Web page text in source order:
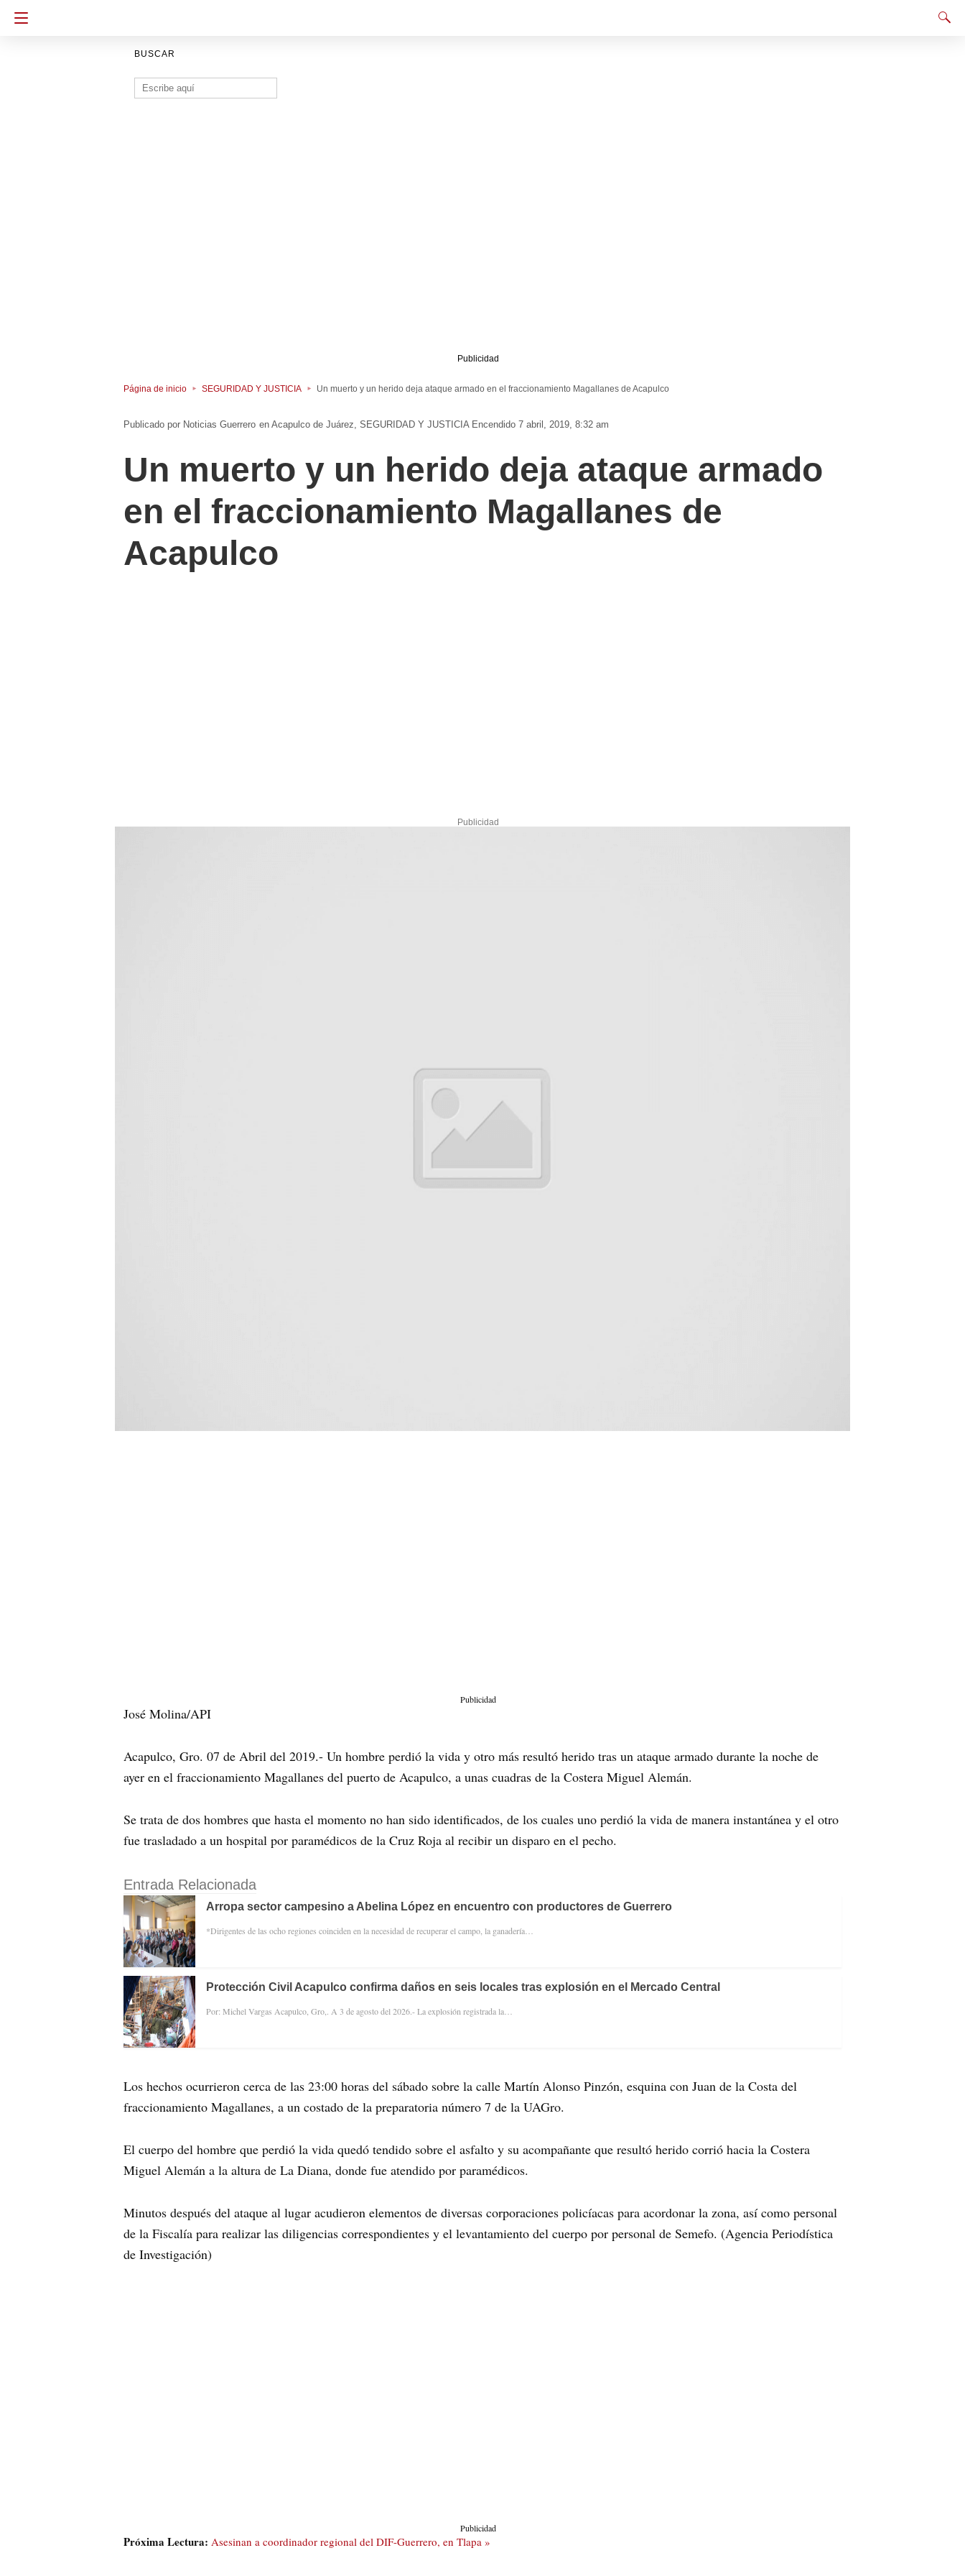
BUSCAR
Buscar:
Publicidad
Página de inicio SEGURIDAD Y JUSTICIA Un muerto y un herido deja ataque armado en el fraccionamiento Magallanes de Acapulco
Noticias Guerrero en Acapulco de Juárez SEGURIDAD Y JUSTICIA Encendido 7 abril, 2019, 8:32 am
Un muerto y un herido deja ataque armado
en el fraccionamiento Magallanes de
Acapulco
Publicidad
Publicidad
José Molina/API
Acapulco, Gro. 07 de Abril del 2019.- Un hombre perdió la vida y otro más resultó herido tras un ataque armado durante la noche de
ayer en el fraccionamiento Magallanes del puerto de Acapulco, a unas cuadras de la Costera Miguel Alemán.
Se trata de dos hombres que hasta el momento no han sido identificados, de los cuales uno perdió la vida de manera instantánea y el otro
fue trasladado a un hospital por paramédicos de la Cruz Roja al recibir un disparo en el pecho.
Entrada Relacionada
Arropa sector campesino a Abelina López en encuentro con productores de Guerrero
*Dirigentes de las ocho regiones coinciden en la necesidad de recuperar el campo, la ganadería…
Protección Civil Acapulco confirma daños en seis locales tras explosión en el Mercado Central
Por: Michel Vargas Acapulco, Gro,. A 3 de agosto del 2026.- La explosión registrada la…
Los hechos ocurrieron cerca de las 23:00 horas del sábado sobre la calle Martín Alonso Pinzón, esquina con Juan de la Costa del
fraccionamiento Magallanes, a un costado de la preparatoria número 7 de la UAGro.
El cuerpo del hombre que perdió la vida quedó tendido sobre el asfalto y su acompañante que resultó herido corrió hacia la Costera
Miguel Alemán a la altura de La Diana, donde fue atendido por paramédicos.
Minutos después del ataque al lugar acudieron elementos de diversas corporaciones policíacas para acordonar la zona, así como personal
de la Fiscalía para realizar las diligencias correspondientes y el levantamiento del cuerpo por personal de Semefo. (Agencia Periodística
de Investigación)
Publicidad
Próxima Lectura: Asesinan a coordinador regional del DIF-Guerrero, en Tlapa »